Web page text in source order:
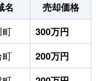
名
売却価格
町
300万円
町
200万円